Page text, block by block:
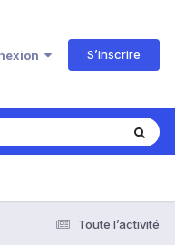
S’inscrire
Toute l’activité